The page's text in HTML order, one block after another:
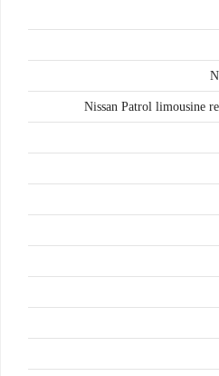
Nissan Patrol limousine